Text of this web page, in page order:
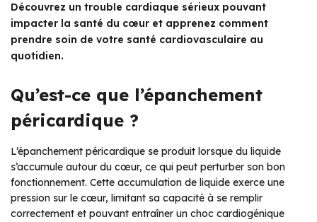
Découvrez un trouble cardiaque sérieux pouvant
impacter la santé du cœur et apprenez comment
prendre soin de votre santé cardiovasculaire au
quotidien.
Qu’est-ce que l’épanchement
péricardique ?
L’épanchement péricardique se produit lorsque du liquide
s’accumule autour du cœur, ce qui peut perturber son bon
fonctionnement. Cette accumulation de liquide exerce une
pression sur le cœur, limitant sa capacité à se remplir
correctement et pouvant entraîner un choc cardiogénique